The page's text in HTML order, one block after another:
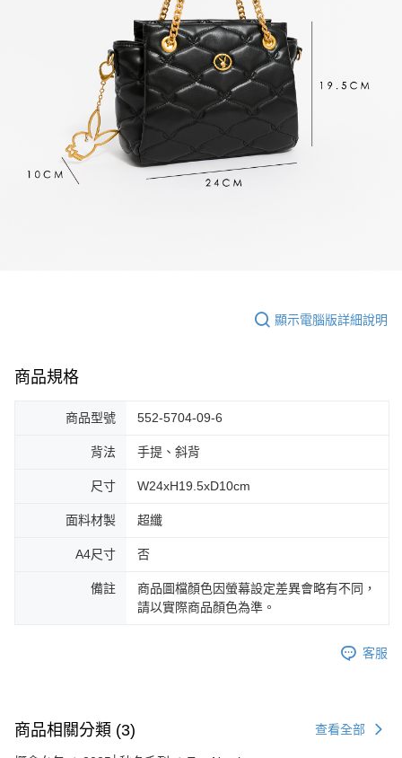
顯示電腦版詳細說明
商品規格
商品型號 552-5704-09-6
背法 手提、斜背
尺寸 W24xH19.5xD10cm
面料材製 超纖
A4尺寸 否
備註
商品圖檔顏色因螢幕設定差異會略有不同，
請以實際商品顏色為準。
客服
商品相關分類 (3) 查看全部